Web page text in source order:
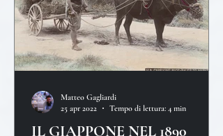
IL GIAPPONE NEL 1890
Matteo Gagliardi
25 apr 2022
Tempo di lettura: 4 min